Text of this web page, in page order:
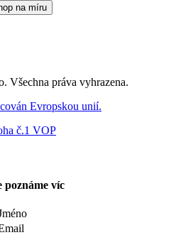
na míru
Všechna práva vyhrazena.
Evropskou unií.
č.1 VOP
poznáme víc